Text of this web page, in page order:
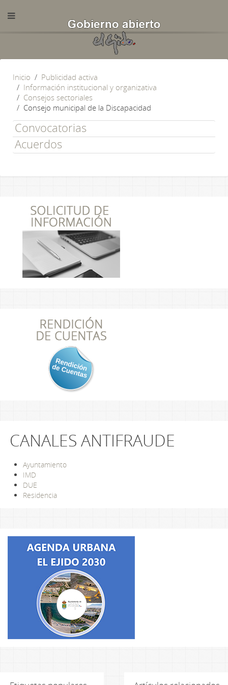
Inicio
Publicidad activa
Información institucional y organizativa
Consejos sectoriales
Consejo municipal de la Discapacidad
Convocatorias
Acuerdos
CANALES ANTIFRAUDE
Ayuntamiento
IMD
DUE
Residencia